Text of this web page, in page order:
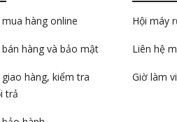
hàng online
bán hàng và bảo mật
giao hàng, kiểm tra
trả
Hội máy
Liên hệ
Giờ làm